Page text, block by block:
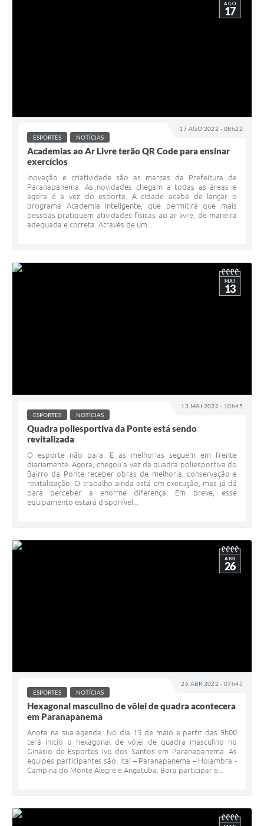
17 AGO 2022 - 08h22
AGO
17
ESPORTES NOTÍCIAS
Academias ao Ar Livre terão QR Code para ensinar
exercícios
Inovação e criatividade são as marcas da Prefeitura de
Paranapanema. As novidades chegam a todas as áreas e
agora é a vez do esporte. A cidade acaba de lançar o
programa Academia Inteligente, que permitirá que mais
pessoas pratiquem atividades físicas ao ar livre, de maneira
adequada e correta. Através de um...
13 MAI 2022 - 10h45
MAI
13
ESPORTES NOTÍCIAS
Quadra poliesportiva da Ponte está sendo
revitalizada
O esporte não para. E as melhorias seguem em frente
diariamente. Agora, chegou a vez da quadra poliesportiva do
Bairro da Ponte receber obras de melhoria, conservação e
revitalização. O trabalho ainda está em execução, mas já dá
para perceber a enorme diferença. Em breve, esse
equipamento estará disponível...
26 ABR 2022 - 07h45
ABR
26
ESPORTES NOTÍCIAS
Hexagonal masculino de vôlei de quadra acontecera
em Paranapanema
Anota na sua agenda...No dia 15 de maio a partir das 9h00
terá início o hexagonal de vôlei de quadra masculino no
Ginásio de Esportes Ivo dos Santos em Paranapanema. As
equipes participantes são: Itaí – Paranapanema – Holambra -
Campina do Monte Alegre e Angatuba. Bora participar e...